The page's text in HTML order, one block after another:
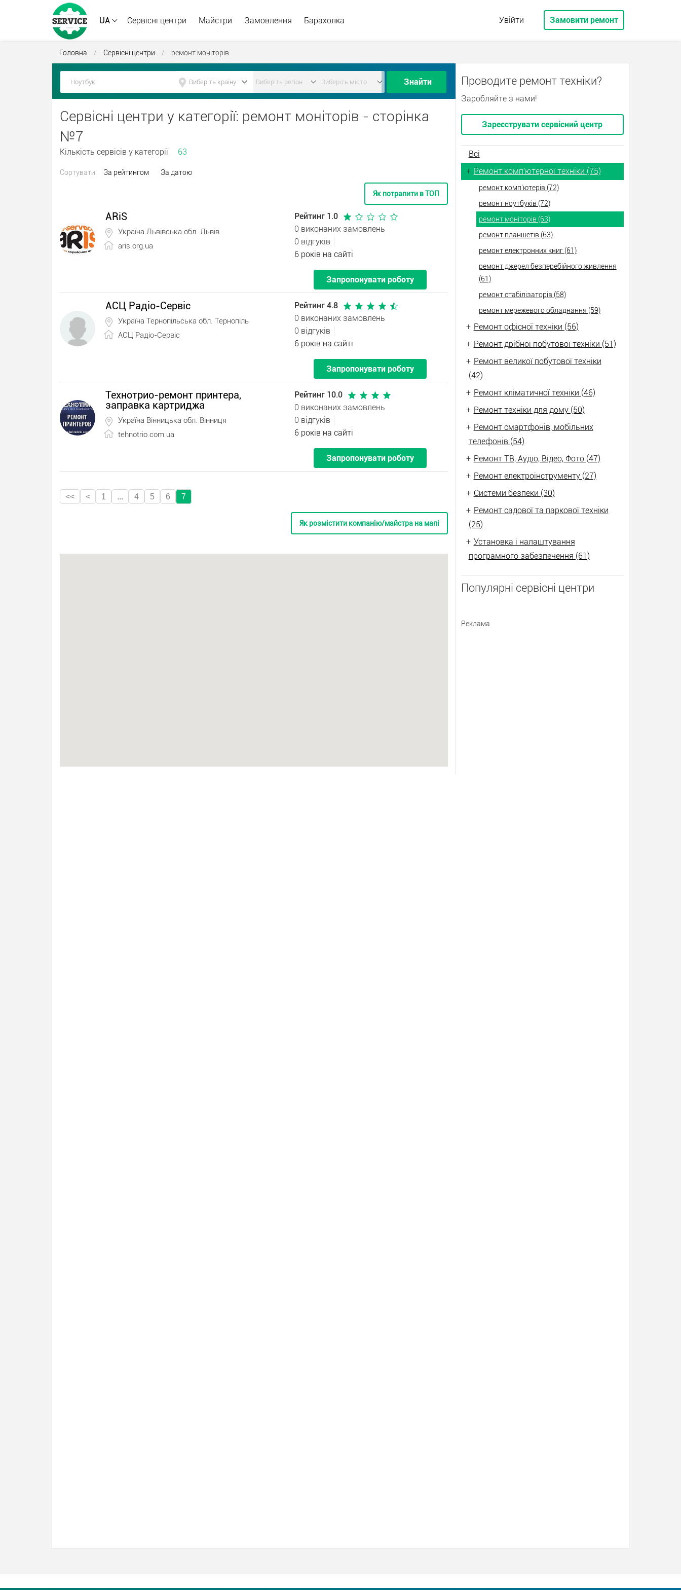
UA Сервісні центри Майстри Замовлення Барахолка Увійти Замовити ремонт
Головна / Сервісні центри / ремонт моніторів
Знайти
Сервісні центри у категорії: ремонт моніторів - сторінка
№7
Кількість сервісів у категорії 63
Сортувати: За рейтингом За датою
Як потрапити в ТОП
ARiS
Україна Львівська обл. Львів
aris.org.ua
Рейтинг 1.0
0 виконаних замовлень
0 відгуків
6 років на сайті
Запропонувати роботу
АСЦ Радіо-Сервіс
Україна Тернопільська обл. Тернопіль
АСЦ Радіо-Сервіс
Рейтинг 4.8
0 виконаних замовлень
0 відгуків
6 років на сайті
Запропонувати роботу
Технотрио-ремонт принтера,
заправка картриджа
Україна Вінницька обл. Вінниця
tehnotrio.com.ua
Рейтинг 10.0
0 виконаних замовлень
0 відгуків
6 років на сайті
Запропонувати роботу
<< < 1 ... 4 5 6 7
Як розмістити компанію/майстра на мапі
Проводите ремонт техніки?
Заробляйте з нами!
Зареєструвати сервісний центр
Всі
+ Ремонт комп'ютерної техніки (75)
ремонт комп'ютерів (72)
ремонт ноутбуків (72)
ремонт моніторів (63)
ремонт планшетів (63)
ремонт електронних книг (61)
ремонт джерел безперебійного живлення
(61)
ремонт стабілізаторів (58)
ремонт мережевого обладнання (59)
+ Ремонт офісної техніки (56)
+ Ремонт дрібної побутової техніки (51)
+ Ремонт великої побутової техніки
(42)
+ Ремонт кліматичної техніки (46)
+ Ремонт техніки для дому (50)
+ Ремонт смартфонів, мобільних
телефонів (54)
+ Ремонт ТВ, Аудіо, Відео, Фото (47)
+ Ремонт електроінструменту (27)
+ Системи безпеки (30)
+ Ремонт садової та паркової техніки
(25)
+ Установка і налаштування
програмного забезпечення (61)
Популярні сервісні центри
Реклама